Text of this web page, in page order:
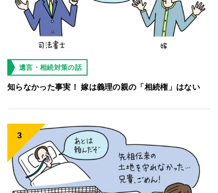
遺言・相続対策の話
知らなかった事実！ 嫁は義理の親の「相続権」はない